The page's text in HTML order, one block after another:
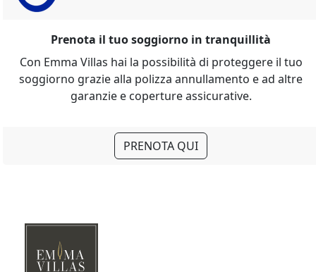
Prenota il tuo soggiorno in tranquillità
Con Emma Villas hai la possibilità di proteggere il tuo
soggiorno grazie alla polizza annullamento e ad altre
garanzie e coperture assicurative.
PRENOTA QUI